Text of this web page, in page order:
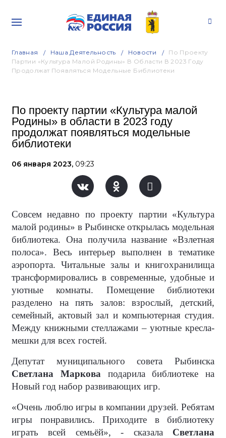
Главная Наша Деятельность Новости
По Проекту
Партии «Культура Малой Родины» В Области В 2023 Году
Продолжат Появляться Модельные Библиотеки
По проекту партии «Культура малой
Родины» в области в 2023 году
продолжат появляться модельные
библиотеки
06 января 2023, 09:23
Совсем недавно по проекту партии «Культура
малой родины» в Рыбинске открылась модельная
библиотека. Она получила название «Взлетная
полоса». Весь интерьер выполнен в тематике
аэропорта. Читальные залы и книгохранилища
трансформировались в современные, удобные и
уютные комнаты. Помещение библиотеки
разделено на пять залов: взрослый, детский,
семейный, актовый зал и компьютерная студия.
Между книжными стеллажами – уютные кресла-
мешки для всех гостей.
Депутат муниципального совета Рыбинска
Светлана Маркова подарила библиотеке на
Новый год набор развивающих игр.
«Очень люблю игры в компании друзей. Ребятам
игры понравились. Приходите в библиотеку
играть всей семьёй», - сказала Светлана